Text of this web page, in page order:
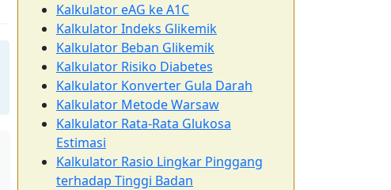
Kalkulator eAG ke A1C
Kalkulator Indeks Glikemik
Kalkulator Beban Glikemik
Kalkulator Risiko Diabetes
Kalkulator Konverter Gula Darah
Kalkulator Metode Warsaw
Kalkulator Rata-Rata Glukosa
Estimasi
Kalkulator Rasio Lingkar Pinggang
terhadap Tinggi Badan